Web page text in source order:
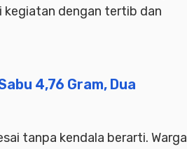
kegiatan dengan tertib dan
4,76 Gram, Dua
tanpa kendala berarti. Warga